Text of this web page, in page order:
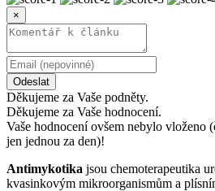
×
Odeslat
Děkujeme za Vaše podněty.
Děkujeme za Vaše hodnocení.
Vaše hodnocení ovšem nebylo vloženo
jen jednou za den)!
Antimykotika jsou chemoterapeutika
kvasinkovým mikroorganismům a